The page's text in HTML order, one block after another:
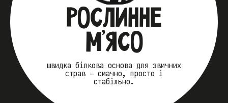
РОСЛИННЕ
М’ЯСО
швидка білкова основа для звичних
страв — смачно, просто і
стабільно.